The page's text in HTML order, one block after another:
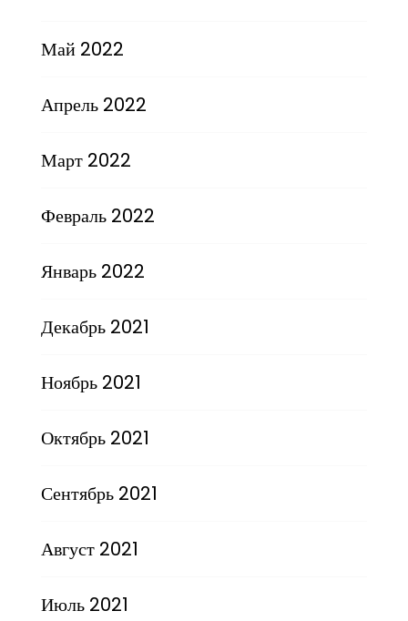
Май 2022
Апрель 2022
Март 2022
Февраль 2022
Январь 2022
Декабрь 2021
Ноябрь 2021
Октябрь 2021
Сентябрь 2021
Август 2021
Июль 2021